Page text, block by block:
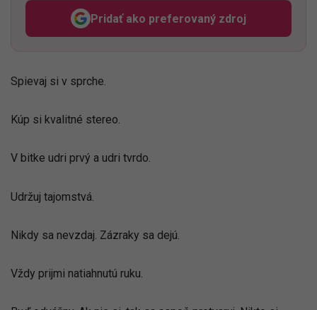
Pridať ako preferovaný zdroj
Odzadu, odkaz sa otvorí v
Spievaj si v sprche.
Kúp si kvalitné stereo.
V bitke udri prvý a udri tvrdo.
Udržuj tajomstvá.
Nikdy sa nevzdaj. Zázraky sa dejú.
Vždy prijmi natiahnutú ruku.